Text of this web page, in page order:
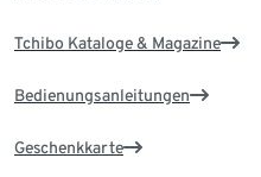
Tchibo Kataloge & Magazine
Bedienungsanleitungen
Geschenkkarte